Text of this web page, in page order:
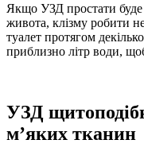
Якщо УЗД простати буде
живота, клізму робити
туалет протягом
приблизно літр води,
УЗД
м’яких тканин